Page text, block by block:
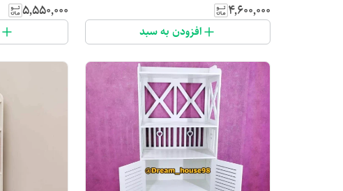
۴٬۶۰۰٬۰۰۰
افزودن به سبد
۵٬۵۵۰٬۰۰۰